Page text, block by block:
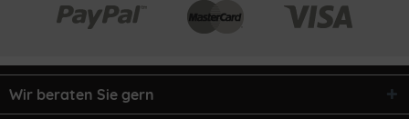
Wir beraten Sie gern